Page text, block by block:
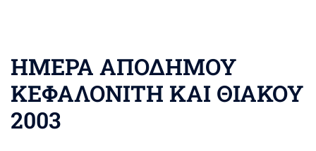
ΗΜΕΡΑ ΑΠΟΔΗΜΟΥ
ΚΕΦΑΛΟΝΙΤΗ ΚΑΙ ΘΙΑΚΟΥ
2003